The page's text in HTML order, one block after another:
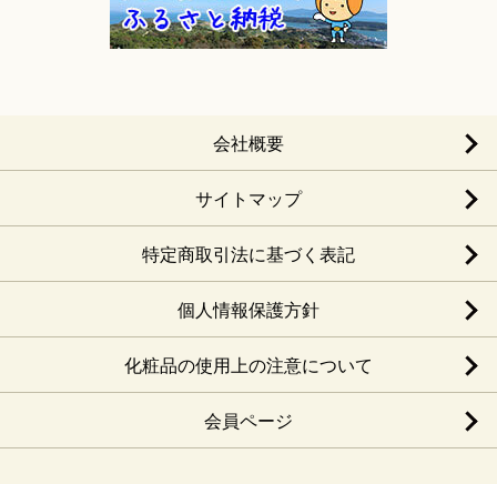
会社概要
サイトマップ
特定商取引法に基づく表記
個人情報保護方針
化粧品の使用上の注意について
会員ページ